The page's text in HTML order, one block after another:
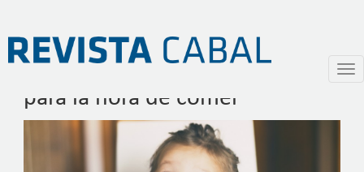
Pasar
contenido
La comida y los chicos: tips
para la hora de comer